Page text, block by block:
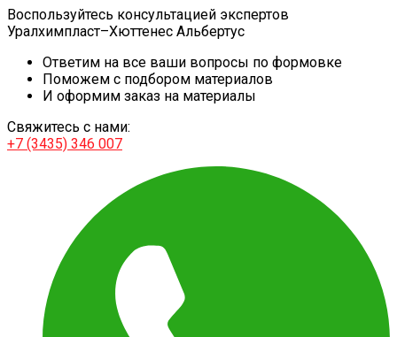
Воспользуйтесь консультацией экспертов
Уралхимпласт–Хюттенес Альбертус
Ответим на все ваши вопросы по формовке
Поможем с подбором материалов
И оформим заказ на материалы
Свяжитесь с нами:
+7 (3435) 346 007